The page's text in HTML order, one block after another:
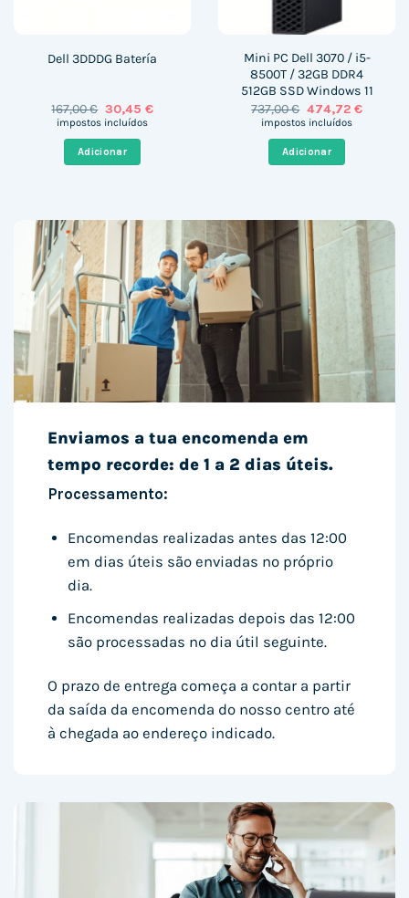
Dell 3DDDG Batería
167,00€ O
preço
era:
167,00 €.
30,45 €O
impostos incluídos
Adicionar
Mini PC Dell 3070 / i5-
8500T / 32GB DDR4
512GB SSD Windows 11
737,00€ O
preço
era:
737,00 €.
474,72 €O
impostos incluídos
Adicionar
Enviamos a tua encomenda em
tempo recorde: de 1 a 2 dias úteis.
Processamento:
Encomendas realizadas antes das 12:00
em dias úteis são enviadas no próprio
dia.
Encomendas realizadas depois das 12:00
são processadas no dia útil seguinte.
O prazo de entrega começa a contar a partir
da saída da encomenda do nosso centro até
à chegada ao endereço indicado.